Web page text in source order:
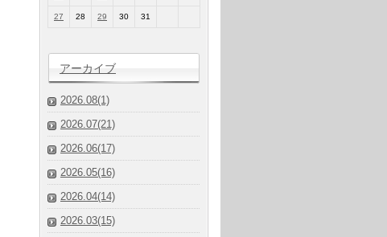
27 28 29 30 31
アーカイブ
2026.08(1)
2026.07(21)
2026.06(17)
2026.05(16)
2026.04(14)
2026.03(15)